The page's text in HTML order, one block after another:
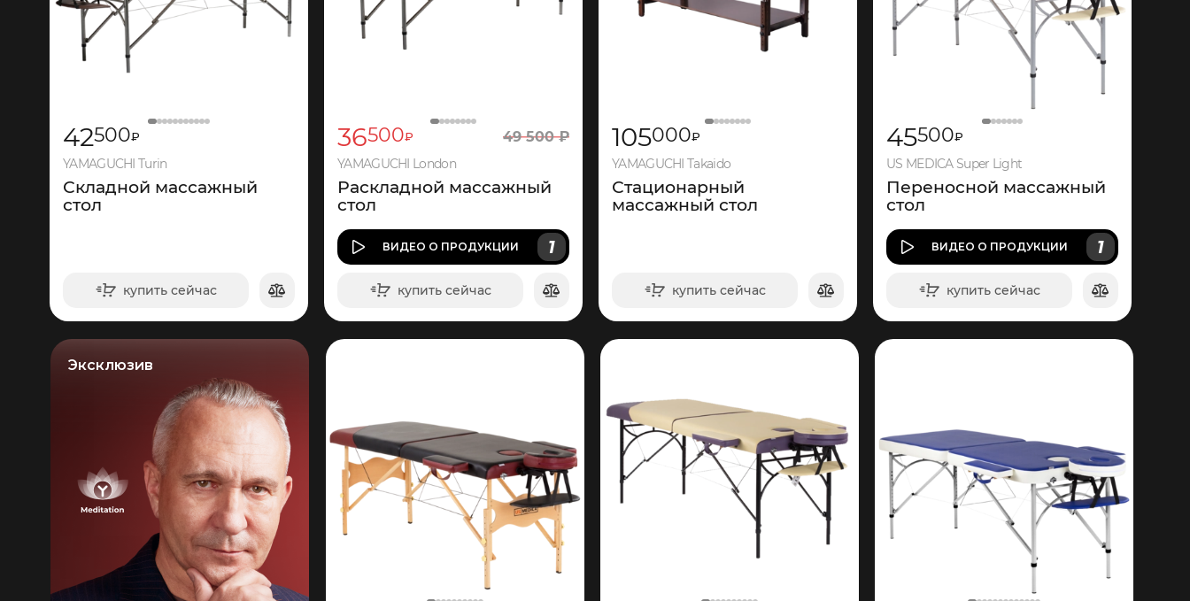
42500₽
YAMAGUCHI Turin
Складной массажный
стол
купить сейчас
в корзину
1275
36500₽ 49 500₽
YAMAGUCHI London
Раскладной массажный
стол
ВИДЕО О ПРОДУКЦИИ 1
купить сейчас
в корзину
105000₽
YAMAGUCHI Takaido
Стационарный
массажный стол
купить сейчас
в корзину
3150
45500₽
US MEDICA Super Light
Переносной массажный
стол
ВИДЕО О ПРОДУКЦИИ 1
купить сейчас
в корзину
Эксклюзив